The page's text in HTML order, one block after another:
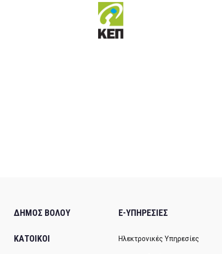
ΔΗΜΟΣ ΒΟΛΟΥ
ΚΑΤΟΙΚΟΙ
E-ΥΠΗΡΕΣΙΕΣ
Ηλεκτρονικές Υπηρεσίες